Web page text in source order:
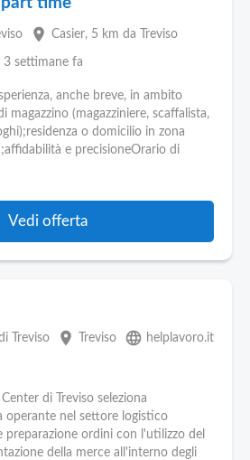
place Casier, 5 km da Treviso
3 settimane fa
anche breve, in ambito
magazzino (magazziniere, scaffalista,
o domicilio in zona
e precisioneOrario di
Vedi offerta
Treviso place Treviso language helplavoro.it
di Treviso seleziona
operante nel settore logistico
ordini con l'utilizzo del
della merce all'interno degli